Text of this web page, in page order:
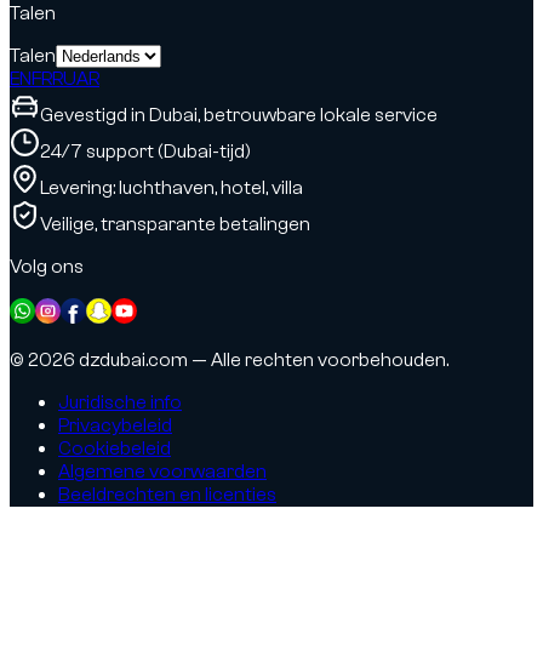
Talen
Talen
ENFRRUAR
Gevestigd in Dubai, betrouwbare lokale service
24/7 support (Dubai-tijd)
Levering: luchthaven, hotel, villa
Veilige, transparante betalingen
Volg ons
© 2026 dzdubai.com — Alle rechten voorbehouden.
Juridische info
Privacybeleid
Cookiebeleid
Algemene voorwaarden
Beeldrechten en licenties